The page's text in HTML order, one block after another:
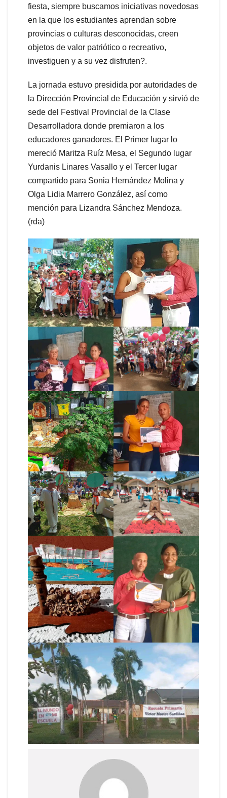
fiesta, siempre buscamos iniciativas novedosas
en la que los estudiantes aprendan sobre
provincias o culturas desconocidas, creen
objetos de valor patriótico o recreativo,
investiguen y a su vez disfruten?.
La jornada estuvo presidida por autoridades de
la Dirección Provincial de Educación y sirvió de
sede del Festival Provincial de la Clase
Desarrolladora donde premiaron a los
educadores ganadores. El Primer lugar lo
mereció Maritza Ruíz Mesa, el Segundo lugar
Yurdanis Linares Vasallo y el Tercer lugar
compartido para Sonia Hernández Molina y
Olga Lidia Marrero González, así como
mención para Lizandra Sánchez Mendoza.
(rda)